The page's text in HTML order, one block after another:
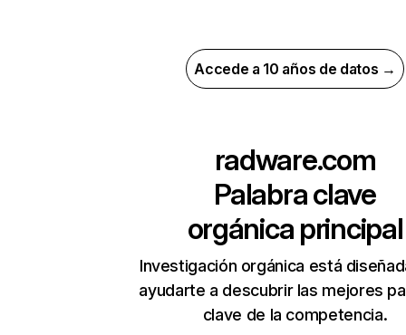
Accede a 10 años de datos →
radware.com
Palabra clave
orgánica principal
Investigación orgánica está
ayudarte a descubrir las mejores
clave de la competencia.